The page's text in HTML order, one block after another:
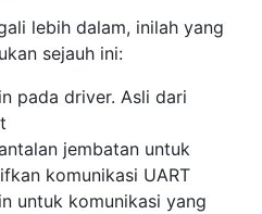
lebih dalam, inilah yang
sejauh ini:
pada driver. Asli dari
jembatan untuk
komunikasi UART
untuk komunikasi yang